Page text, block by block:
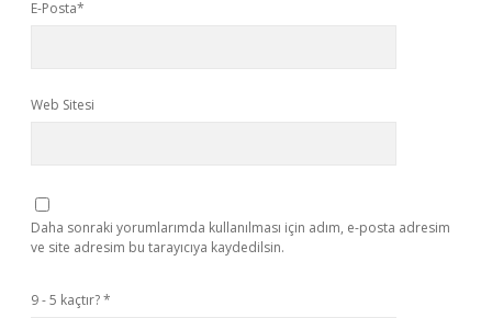
E-Posta*
Web Sitesi
Daha sonraki yorumlarımda kullanılması için adım, e-posta adresim
ve site adresim bu tarayıcıya kaydedilsin.
9 - 5 kaçtır?*